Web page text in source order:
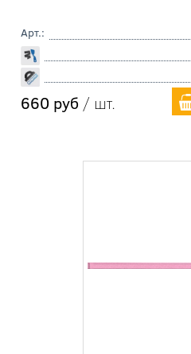
Арт.:
660 руб / шт.